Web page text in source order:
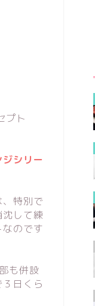
プト
シリー
特別で
して練
のです
も併設
日くら